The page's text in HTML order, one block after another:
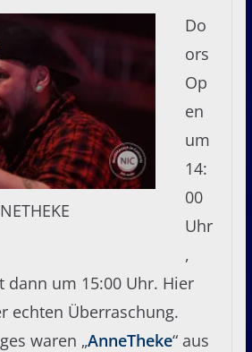
Do
ors
Op
en
um
14:
00
Uhr
,
dann um 15:00 Uhr. Hier
echten Überraschung.
waren „AnneTheke“ aus